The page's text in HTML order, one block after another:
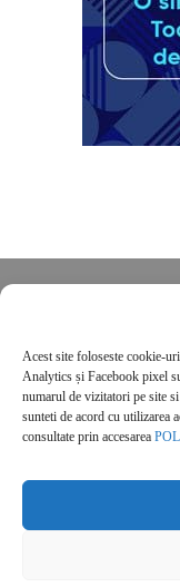
Acest site foloseste cookie-
Analytics și Facebook pixel
numarul de vizitatori pe site
sunteti de acord cu utilizarea
consultate prin accesarea
POLITICĂ DE
Politica de
© 2026 Real Estate